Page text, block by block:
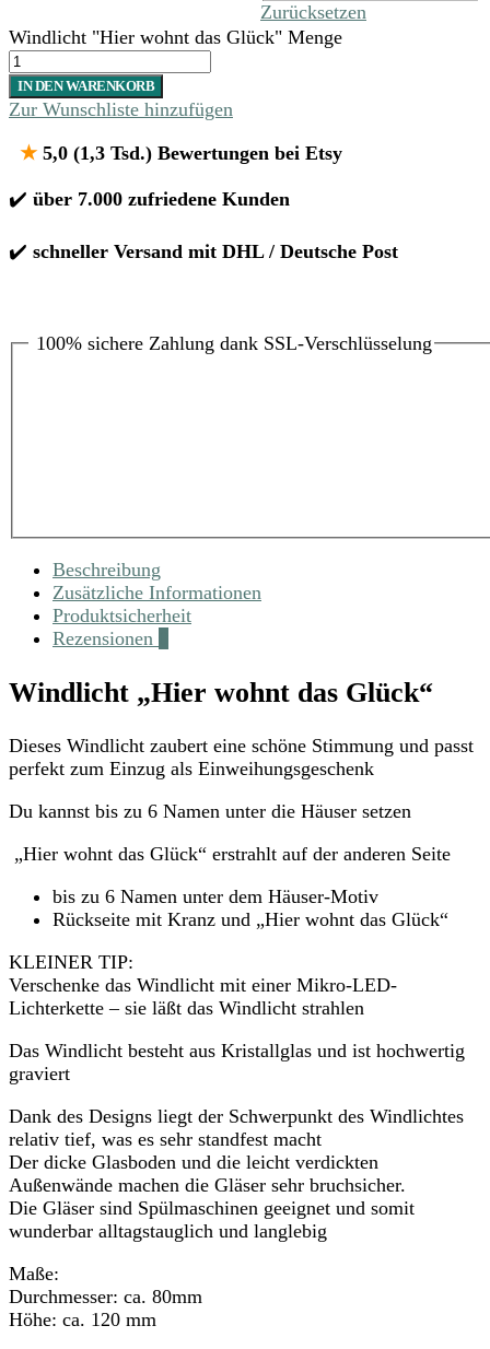
Zurücksetzen
Windlicht "Hier wohnt das Glück" Menge
IN DEN WARENKORB
Zur Wunschliste hinzufügen
★ 5,0 (1,3 Tsd.) Bewertungen bei Etsy
✔️ über 7.000 zufriedene Kunden
✔️ schneller Versand mit DHL / Deutsche Post
100% sichere Zahlung dank SSL-Verschlüsselung
Beschreibung
Zusätzliche Informationen
Produktsicherheit
Rezensionen
Windlicht „Hier wohnt das Glück“
Dieses Windlicht zaubert eine schöne Stimmung und passt
perfekt zum Einzug als Einweihungsgeschenk
Du kannst bis zu 6 Namen unter die Häuser setzen
„Hier wohnt das Glück“ erstrahlt auf der anderen Seite
bis zu 6 Namen unter dem Häuser-Motiv
Rückseite mit Kranz und „Hier wohnt das Glück“
KLEINER TIP:
Verschenke das Windlicht mit einer Mikro-LED-
Lichterkette – sie läßt das Windlicht strahlen
Das Windlicht besteht aus Kristallglas und ist hochwertig
graviert
Dank des Designs liegt der Schwerpunkt des Windlichtes
relativ tief, was es sehr standfest macht
Der dicke Glasboden und die leicht verdickten
Außenwände machen die Gläser sehr bruchsicher.
Die Gläser sind Spülmaschinen geeignet und somit
wunderbar alltagstauglich und langlebig
Maße:
Durchmesser: ca. 80mm
Höhe: ca. 120 mm